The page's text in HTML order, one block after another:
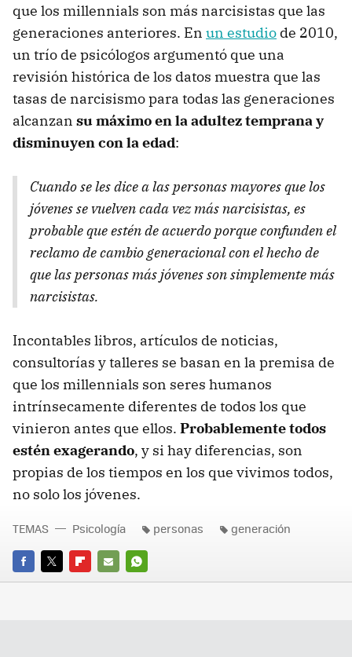
que los millennials son más narcisistas que las
generaciones anteriores. En un estudio de 2010,
un trío de psicólogos argumentó que una
revisión histórica de los datos muestra que las
tasas de narcisismo para todas las generaciones
alcanzan su máximo en la adultez temprana y
disminuyen con la edad:
Cuando se les dice a las personas mayores que los
jóvenes se vuelven cada vez más narcisistas, es
probable que estén de acuerdo porque confunden el
reclamo de cambio generacional con el hecho de
que las personas más jóvenes son simplemente más
narcisistas.
Incontables libros, artículos de noticias,
consultorías y talleres se basan en la premisa de
que los millennials son seres humanos
intrínsecamente diferentes de todos los que
vinieron antes que ellos. Probablemente todos
estén exagerando, y si hay diferencias, son
propias de los tiempos en los que vivimos todos,
no solo los jóvenes.
FACEBOOK
TWITTERFLIPBOARD
E-
WHATSAPP
TEMAS Psicología personas generación